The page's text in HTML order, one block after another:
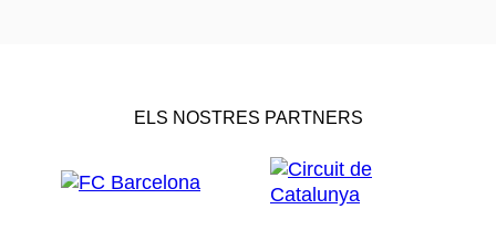
ELS NOSTRES PARTNERS